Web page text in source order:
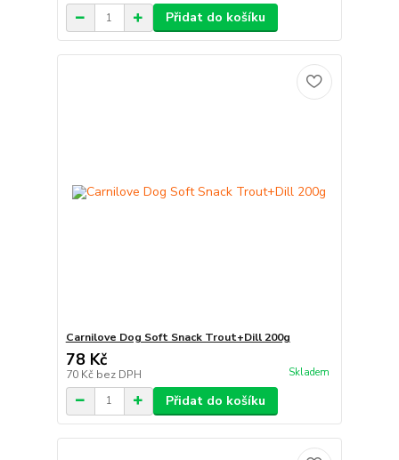
Přidat do košíku
Carnilove Dog Soft Snack Trout+Dill 200g
78 Kč
70 Kč bez DPH Skladem
Přidat do košíku